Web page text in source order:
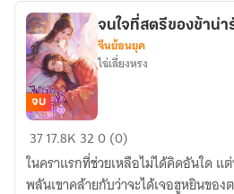
ล่อลวง
เขา
จน
ใจ
ที่
จบ
จนใจที่สตรีของข้าน่า
จีนย้อนยุค
ไฉ่เลี่ยงหรง
3717.8K 320 (0)
ในคราแรกที่ช่วยเหลือไม่ได้คิดอันใด แ
พลันเขาคล้ายกับว่าจะได้เจอฮูหยินของ